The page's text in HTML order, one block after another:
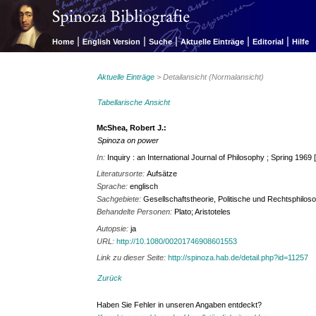
Home | English Version | Suche | Aktuelle Einträge | Editorial | Hilfe
Aktuelle Einträge > Detailansicht (Normalansicht)
Tabellarische Ansicht
McShea, Robert J.:
Spinoza on power
In: Inquiry : an International Journal of Philosophy ; Spring 1969
Literatursorte:Aufsätze
Sprache:englisch
Sachgebiete:Gesellschaftstheorie, Politische und
Behandelte Personen:Plato; Aristoteles
Autopsie:ja
URL:http://10.1080/00201746908601553
Link zu dieser Seite:http://spinoza.hab.de/detail.php?id=11257
Zurück
Haben Sie Fehler in unseren Angaben entdeckt?